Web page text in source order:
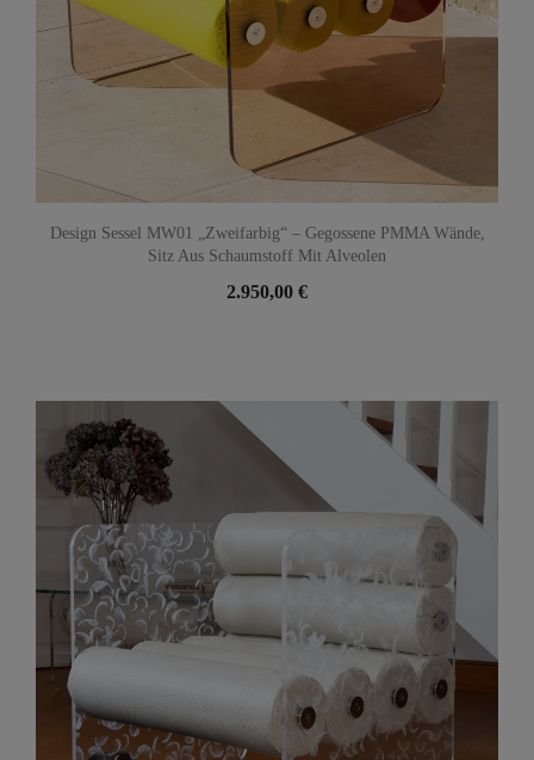
Design Sessel MW01 „Zweifarbig“ – Gegossene PMMA Wände,
Sitz Aus Schaumstoff Mit Alveolen
2.950,00 €